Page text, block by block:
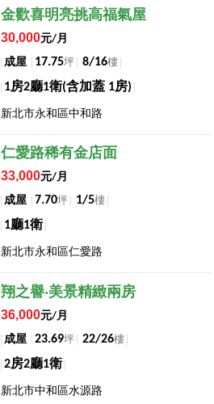
金歡喜明亮挑高福氣屋
30,000元/月
成屋
17.75坪 8/16樓
1房2廳1衛(含加蓋 1房)
新北市永和區中和路
仁愛路稀有金店面
33,000元/月
成屋
7.70坪 1/5樓
1廳1衛
新北市永和區仁愛路
翔之譽‧美景精緻兩房
36,000元/月
成屋
23.69坪 22/26樓
2房2廳1衛
新北市中和區水源路